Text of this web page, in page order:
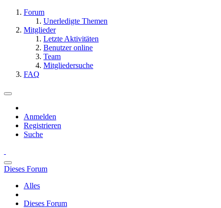
Forum
Unerledigte Themen
Mitglieder
Letzte Aktivitäten
Benutzer online
Team
Mitgliedersuche
FAQ
Anmelden
Registrieren
Suche
Dieses Forum
Alles
Dieses Forum